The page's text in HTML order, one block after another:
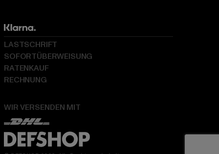
WIR VERSENDEN MIT
LASTSCHRIFT
SOFORTÜBERWEISUNG
RATENKAUF
RECHNUNG